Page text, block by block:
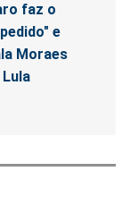
faz o
e
Moraes